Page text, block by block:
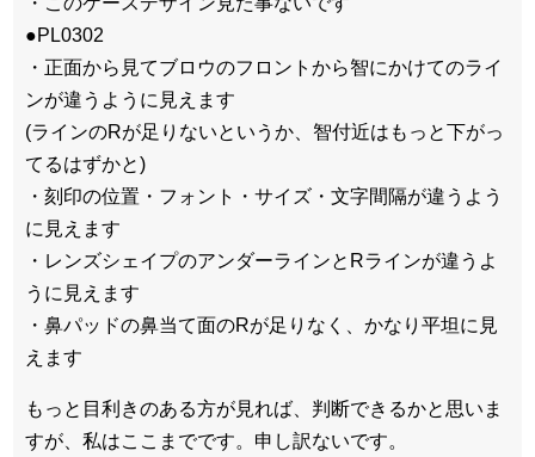
●PL0302
・正面から見てブロウのフロントから智にかけてのライ
ンが違うように見えます
(ラインのRが足りないというか、智付近はもっと下がっ
てるはずかと)
・刻印の位置・フォント・サイズ・文字間隔が違うよう
に見えます
・レンズシェイプのアンダーラインとRラインが違うよ
うに見えます
・鼻パッドの鼻当て面のRが足りなく、かなり平坦に見
えます
もっと目利きのある方が見れば、判断できるかと思いま
すが、私はここまでです。申し訳ないです。